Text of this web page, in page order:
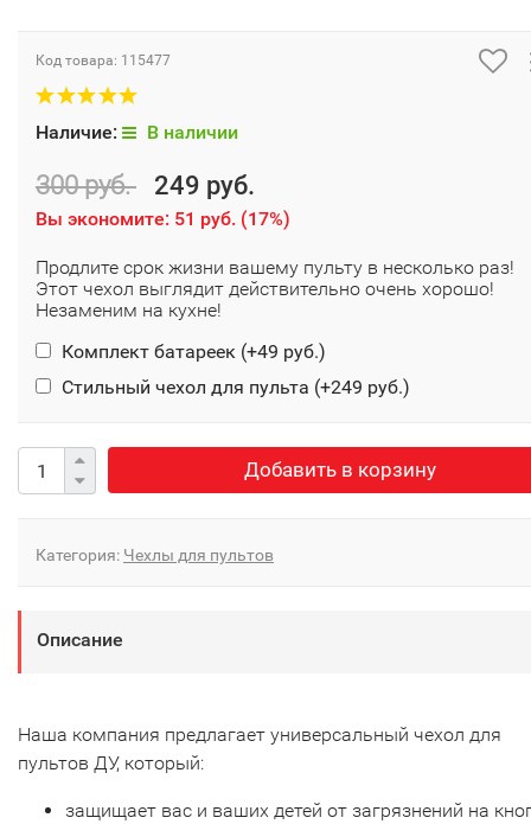
Код товара: 115477
Наличие: В наличии
300 руб. 249 руб.
Вы экономите: 51 руб. (17%)
Продлите срок жизни вашему пульту в несколько раз!
Этот чехол выглядит действительно очень хорошо!
Незаменим на кухне!
Комплект батареек (+49 руб.)
Стильный чехол для пульта (+249 руб.)
Добавить в корзину
Категория: Чехлы для пультов
Описание
Наша компания предлагает универсальный чехол для
пультов ДУ, который:
защищает вас и ваших детей от загрязнений на